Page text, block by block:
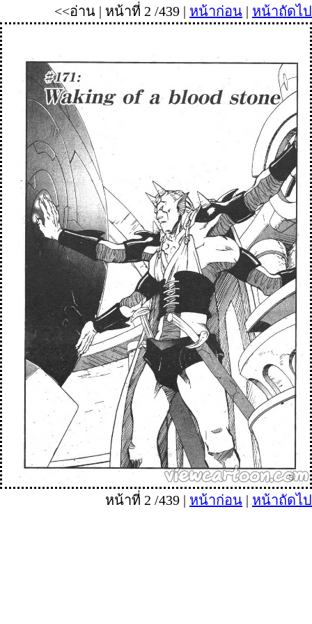
<<อ่าน | หน้าที่ 2 /439 | หน้าก่อน | หน้าถัดไป
หน้าที่ 2 /439 | หน้าก่อน | หน้าถัดไป